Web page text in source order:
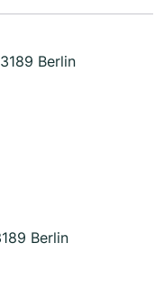
Berlin
Berlin